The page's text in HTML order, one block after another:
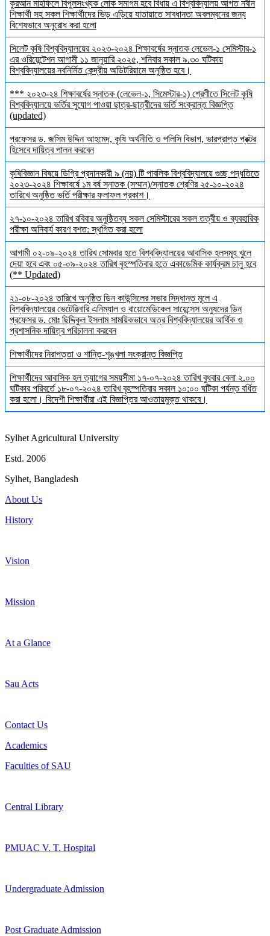
কুরআন মাহফিলে বিপুলসংখ্যক লোক সমাগম হবে বিধায় এ বিশ্ববিদ্যালয় আগত নবীন
শিক্ষার্থী সহ সকল শিক্ষার্থীদের ভিড় এড়িয়ে যাতায়াতে সাবধানতা অবলম্বনের জন্য
বিশেষভাবে অনুরোধ করা হলো
সিলেট কৃষি বিশ্ববিদ্যালয়ের ২০২৩-২০২৪ শিক্ষাবর্ষের স্নাতক লেভেল-১ সেমিস্টার-১
এর ওরিয়েন্টেশন আগামী ১১ জানুয়ারি ২০২৫, শনিবার সকাল ৯.৩০ ঘটিকায়
বিশ্ববিদ্যালয়ের নবনির্মিত কেন্দ্রীয় অডিটরিয়ামে অনুষ্ঠিত হবে।
*** ২০২৩-২৪ শিক্ষাবর্ষের স্নাতক (লেভেল-১, সিমেস্টার-১) শ্রেণীতে সিলেট কৃষি
বিশ্ববিদ্যালয়ে ভর্তির সুযোগ পাওয়া ছাত্র-ছাত্রীদের ভর্তি সংক্রান্ত বিজ্ঞপ্তি
(updated)
প্রফেসর ড. জসিম উদ্দিন আহমেদ, কৃষি অর্থনীতি ও পলিসি বিভাগ, ভারপ্রাপ্ত প্রক্টর
হিসেবে দায়িত্ব পালন করবেন
কৃষিবিজ্ঞান বিষয়ে ডিগ্রি প্রদানকারী ৯ (নয়) টি পাবলিক বিশ্ববিদ্যালয়ে গুচ্ছ পদ্ধতিতে
২০২৩-২০২৪ শিক্ষাবর্ষে ১ম বর্ষ স্নাতক (সম্মান)/স্নাতক শ্রেণির ২৫-১০-২০২৪
তারিখে অনুষ্ঠিত ভর্তি পরীক্ষার ফলাফল প্রকাশ।
২৭-১০-২০২৪ তারিখ রবিবার অনুষ্ঠিতব্য সকল সেমিস্টারের সকল তত্বীয় ও ব্যবহারিক
পরীক্ষা অনিবার্য কারণ বশত: স্থগিত করা হলো
আগামী ০২-০৯-২০২৪ তারিখ সোমবার হতে বিশ্ববিদ্যালয়ের আবাসিক হলসমূহ খুলে
দেয়া হবে এবং ০৫-০৯-২০২৪ তারিখ বৃহস্পতিবার হতে একাডেমিক কার্যক্রম চালু হবে
(** Updated)
২১-০৮-২০২৪ তারিখে অনুষ্ঠিত ডিন কাউন্সিলের সভার সিদ্ধান্ত মূলে এ
বিশ্ববিদ্যালয়ের ভেটেরিনারি এনিম্যাল ও বায়োমেডিকেল সায়েন্সেস অনুষদের ডিন
প্রফেসর ড. মোঃ ছিদ্দিকুল ইসলাম সাময়িকভাবে অত্র বিশ্ববিদ্যালয়ের আর্থিক ও
প্রশাসনিক দায়িত্ব পরিচালনা করবেন
শিক্ষার্থীদের নিরাপত্তা ও শান্তি-শৃঙ্খলা সংক্রান্ত বিজ্ঞপ্তি
শিক্ষার্থীদের আবাসিক হল ত্যাগের সময়সীমা ১৭-০৭-২০২৪ তারিখ বুধবার বেলা ২.০০
ঘটিকার পরিবর্তে ১৮-০৭-২০২৪ তারিখ বৃহস্পতিবার সকাল ১০:০০ ঘটিকা পর্যন্ত বর্ধিত
করা হলো। বিদেশী শিক্ষার্থীরা এই বিজ্ঞপ্তির আওতায়মুক্ত থাকবে।
Sylhet Agricultural University
Estd. 2006
Sylhet, Bangladesh
About Us
History
Vision
Mission
At a Glance
Sau Acts
Contact Us
Academics
Faculties of SAU
Central Library
PMUAC V. T. Hospital
Undergraduate Admission
Post Graduate Admission